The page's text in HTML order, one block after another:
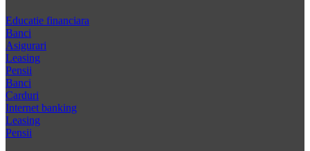
Educatie financiara
Banci
Asigurari
Leasing
Pensii
Banci
Carduri
Internet banking
Leasing
Pensii